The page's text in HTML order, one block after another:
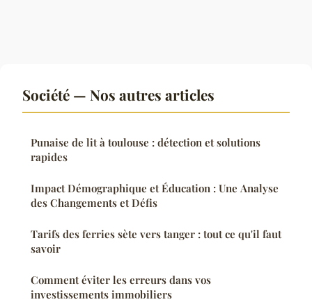
Société — Nos autres articles
Punaise de lit à toulouse : détection et solutions
rapides
Impact Démographique et Éducation : Une Analyse
des Changements et Défis
Tarifs des ferries sète vers tanger : tout ce qu'il faut
savoir
Comment éviter les erreurs dans vos
investissements immobiliers